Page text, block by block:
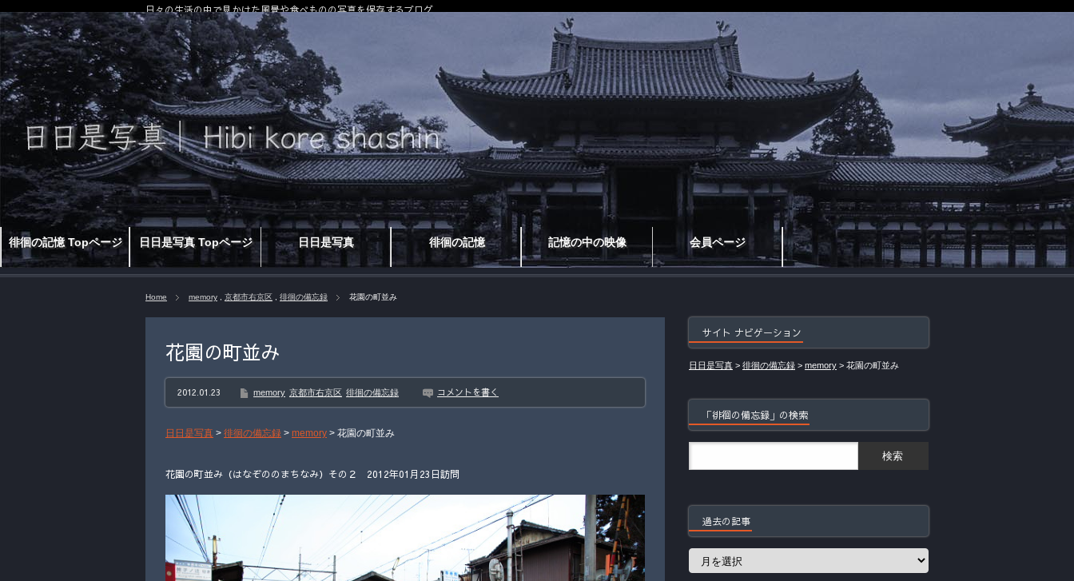
徘徊の記憶 Topページ 日日是写真 Topページ 日日是写真 徘徊の記憶 記憶の中の映像 会員ページ
日々の生活の中で見かけた風景や食べものの写真を保存するブログ
Home memory 京都市右京区 徘徊の備忘録 花園の町並み
花園の町並み
2012.01.23 memory 京都市右京区 徘徊の備忘録 コメントを書く
日日是写真 > 徘徊の備忘録 > memory > 花園の町並み
花園の町並み（はなぞののまちなみ）その２ 2012年01月23日訪問
サイト ナビゲーション
日日是写真 > 徘徊の備忘録 > memory > 花園の町並み
「徘徊の備忘録」の検索
過去の記事
過